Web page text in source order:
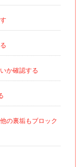
か確認する
の裏垢もブロック